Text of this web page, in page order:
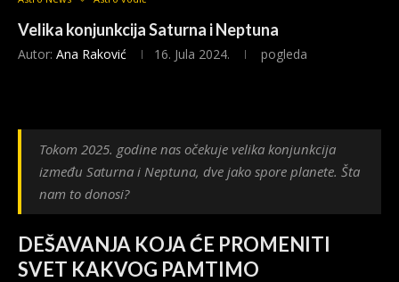
Velika konjunkcija Saturna i Neptuna
Autor: Ana Raković 16. Jula 2024. pogleda
Tokom 2025. godine nas očekuje velika konjunkcija
između Saturna i Neptuna, dve jako spore planete. Šta
nam to donosi?
DEŠAVANJA KOJA ĆE PROMENITI
SVET KAKVOG PAMTIMO